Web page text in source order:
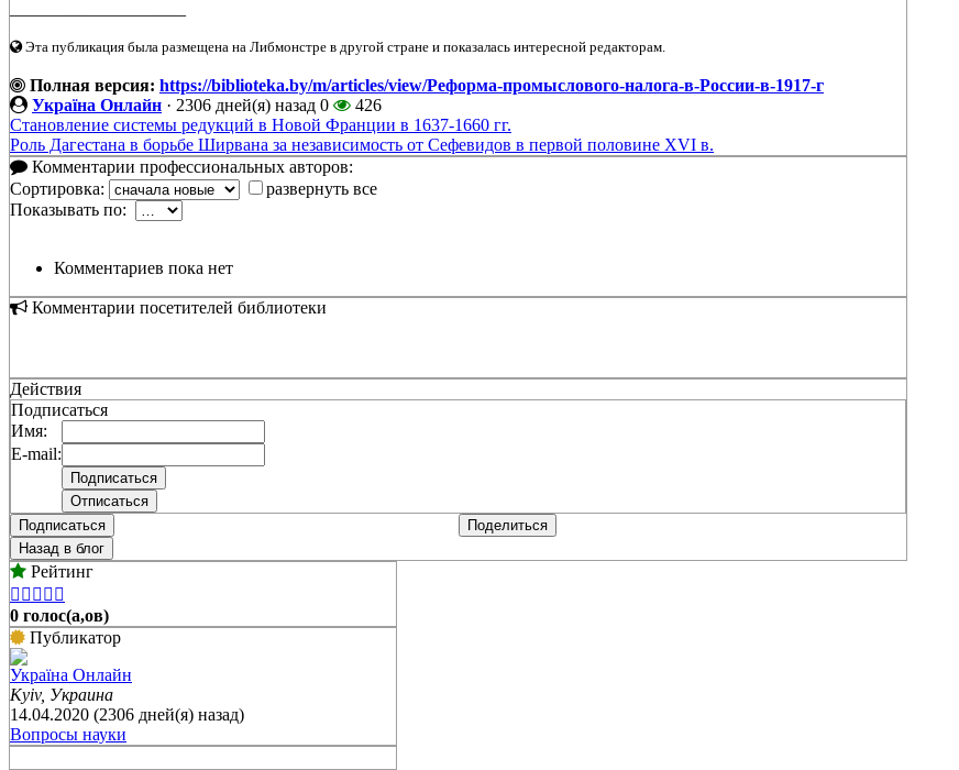
Эта публикация была размещена на Либмонстре в другой стране и показалась интересной редакторам.
Полная версия: https://biblioteka.by/m/articles/view/Реформа-промыслового-налога-в-России-в-1917-г
Україна Онлайн · 2306 дней(я) назад 0
426
Становление системы редукций в Новой Франции в 1637-1660 гг.
Роль Дагестана в борьбе Ширвана за независимость от Сефевидов в первой половине XVI в.
Комментарии профессиональных авторов:
Сортировка:
развернуть все
Показывать по:
Комментариев пока нет
Комментарии посетителей библиотеки
Действия
Подписаться
Имя:
E-mail:
Подписаться
Поделиться
Назад в блог
Рейтинг
    
0 голос(а,ов)
Публикатор
Україна Онлайн
Kyiv, Украина
14.04.2020 (2306 дней(я) назад)
Вопросы науки